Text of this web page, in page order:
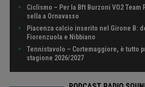
Ciclismo – Per la Bft Burzoni VO2 Team
sella a Ornavasso
Piacenza calcio inserito nel Girone B:
Fiorenzuola e Nibbiano
Tennistavolo – Cortemaggiore, è tutto
stagione 2026/2027